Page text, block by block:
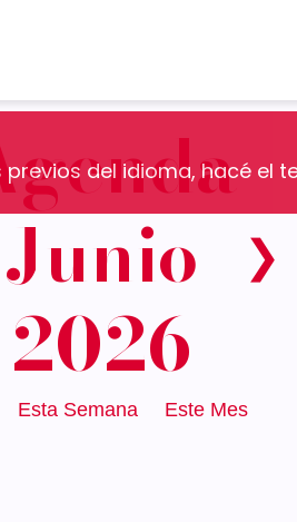
Junio
2026
❯
Esta Semana Este Mes
del idioma, hacé el